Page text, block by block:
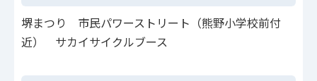
堺まつり 市民パワーストリート（熊野小学校前付
近） サカイサイクルブース